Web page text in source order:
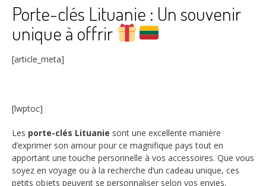
Porte-clés Lituanie : Un souvenir
unique à offrir
[article_meta]
[lwptoc]
Les porte-clés Lituanie sont une excellente manière
d’exprimer son amour pour ce magnifique pays tout en
apportant une touche personnelle à vos accessoires. Que vous
soyez en voyage ou à la recherche d’un cadeau unique, ces
petits objets peuvent se personnaliser selon vos envies.